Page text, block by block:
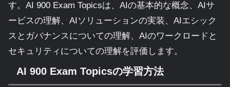
す。AI 900 Exam Topicsは、AIの基本的な概念、AIサ
ービスの理解、AIソリューションの実装、AIエシック
スとガバナンスについての理解、AIのワークロードと
セキュリティについての理解を評価します。
AI 900 Exam Topicsの学習方法